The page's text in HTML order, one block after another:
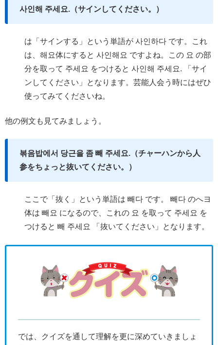
사인해 주세요.（サインしてください。）
は「サインする」という単語が 사인하다 です。これ
は、해요体にすると 사인해요 ですよね。この 요 の部
分を取って 주세요 をつけると 사인해 주세요. 「サイ
ンしてください」となります。芸能人会う時にはぜひ
使ってみてくださいね。
他の例文も見てみましょう。
볶음밥에서 당근을 좀 빼 주세요.（チャーハンから人
参をちょっと抜いてください。）
ここで「抜く」という単語は 빼다 です。 빼다 のへヨ
体は 빼요 になるので、これの 요 を取って 주세요 を
つけると 빼 주세요 「抜いてください」となります。
では、クイズを通して理解を更に深めていきましょ